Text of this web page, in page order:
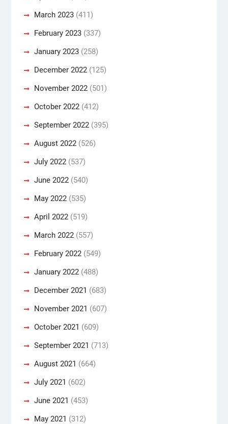
March 2023(411)
February 2023(337)
January 2023(258)
December 2022(125)
November 2022(501)
October 2022(412)
September 2022(395)
August 2022(526)
July 2022(537)
June 2022(540)
May 2022(535)
April 2022(519)
March 2022(557)
February 2022(549)
January 2022(488)
December 2021 (683)
November 2021 (607)
October 2021 (609)
September 2021 (713)
August 2021 (664)
July 2021 (602)
June 2021 (453)
May 2021 (312)